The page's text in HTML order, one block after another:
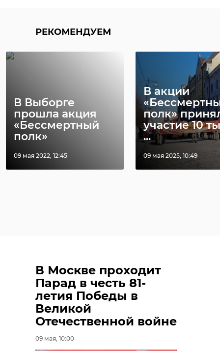
РЕКОМЕНДУЕМ
В Выборге
прошла акция
«Бессмертный
полк»
09 мая 2022, 12:45
В акции
полк»
участие 10
...
09 мая 2025, 10:49
В Москве проходит
Парад в честь 81-
летия Победы в
Великой
Отечественной войне
09 мая, 10:00